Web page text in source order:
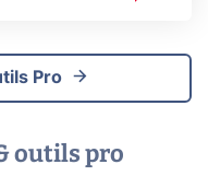
Pro
outils pro